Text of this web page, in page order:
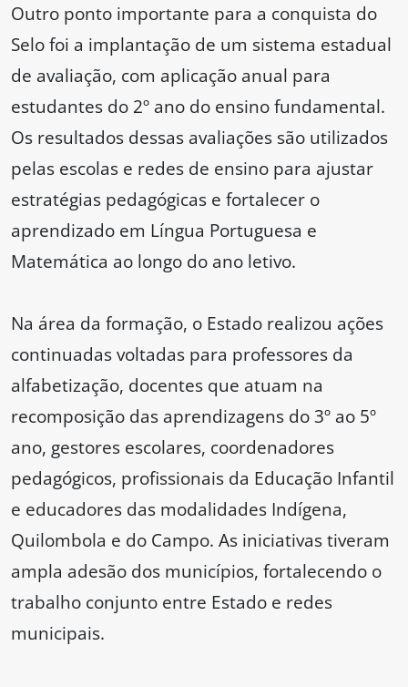
Outro ponto importante para a conquista do
Selo foi a implantação de um sistema estadual
de avaliação, com aplicação anual para
estudantes do 2º ano do ensino fundamental.
Os resultados dessas avaliações são utilizados
pelas escolas e redes de ensino para ajustar
estratégias pedagógicas e fortalecer o
aprendizado em Língua Portuguesa e
Matemática ao longo do ano letivo.
Na área da formação, o Estado realizou ações
continuadas voltadas para professores da
alfabetização, docentes que atuam na
recomposição das aprendizagens do 3º ao 5º
ano, gestores escolares, coordenadores
pedagógicos, profissionais da Educação Infantil
e educadores das modalidades Indígena,
Quilombola e do Campo. As iniciativas tiveram
ampla adesão dos municípios, fortalecendo o
trabalho conjunto entre Estado e redes
municipais.